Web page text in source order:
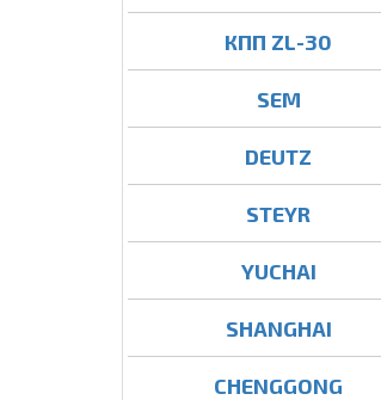
КПП ZL-30
SEM
DEUTZ
STEYR
YUCHAI
SHANGHAI
CHENGGONG